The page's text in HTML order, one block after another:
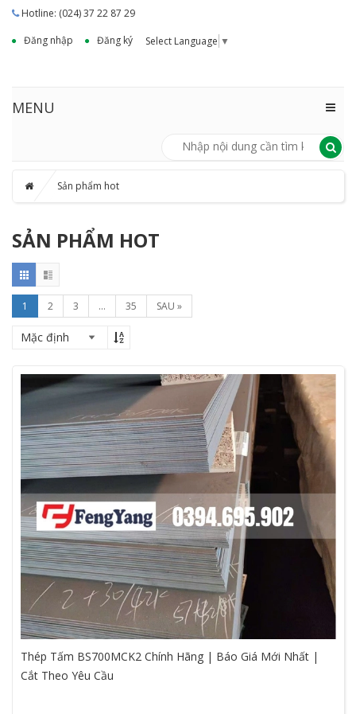
Hotline: (024) 37 22 87 29
Đăng nhập
Đăng ký Select Language ▼
MENU
Sản phẩm hot
SẢN PHẨM HOT
1 2 3 ... 35 SAU »
Thép Tấm BS700MCK2 Chính Hãng | Báo Giá Mới Nhất |
Cắt Theo Yêu Cầu